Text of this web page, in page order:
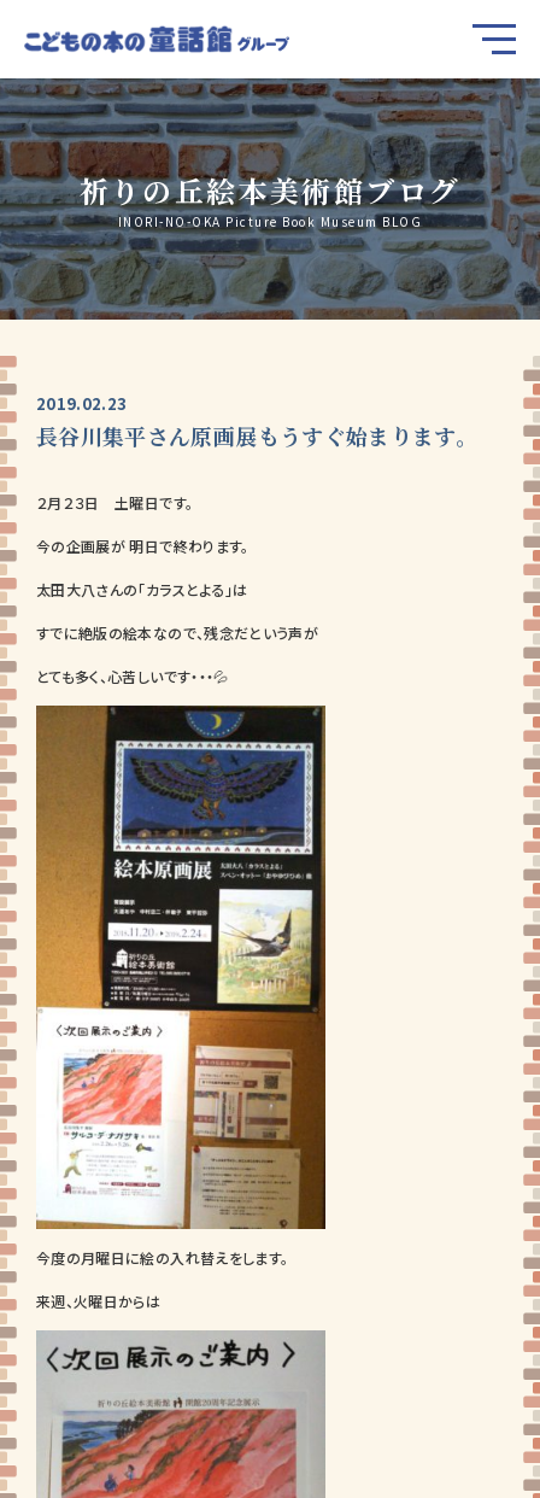
祈りの丘絵本美術館ブログ
INORI-NO-OKA Picture Book Museum BLOG
2019.02.23
長谷川集平さん原画展もうすぐ始まります。
２月２３日 土曜日です。
今の企画展が 明日で終わります。
太田大八さんの「カラスとよる」は
すでに絶版の絵本なので、残念だという声が
とても多く、心苦しいです・・・💦
今度の月曜日に絵の入れ替えをします。
来週、火曜日からは